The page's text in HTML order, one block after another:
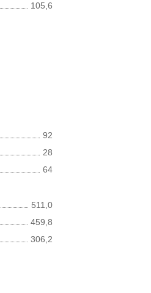
105,6
92
28
64
511,0
459,8
306,2